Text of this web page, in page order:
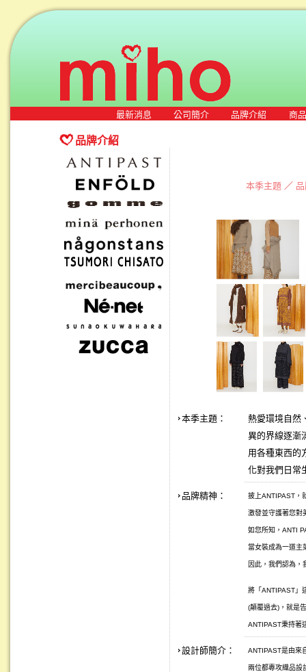
最新消息 公司簡介 品牌介紹 商
品牌介紹
本季主題／
本季主題：
熱愛環境自然
異的界線逐漸
用各種東西的
化對我們日常
品牌精神： 披上ANTIPAST，
激發並守護著您對
如您所知，ANTI
當女裝成為一道主
因此，我們認為，
將「ANTIPAST」
(顛覆過去)，就是
ANTIPAST秉持著
設計師簡介： ANTIPAST是由來
兩位都專攻織品設